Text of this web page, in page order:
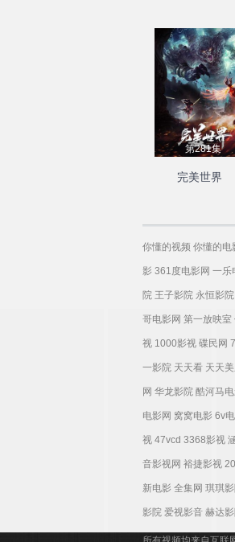
第281集
完美世界
你懂的视频 你懂的电
影 361度电影网 一乐
院 王子影院 永恒影院
哥电影网 第一放映室
视 1000影视 碟民网
一影院 天天看 天天美
网 华龙影院 酷河马
电影网 窝窝电影 6v
视 47vcd 3368影视
音影视网 裕捷影视
新电影 全集网 琪琪
影院 爱视影音 赫达